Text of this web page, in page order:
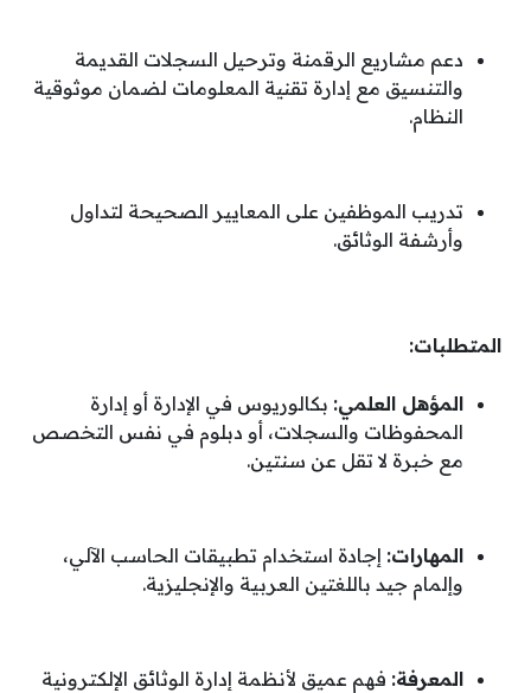
دعم مشاريع الرقمنة وترحيل السجلات القديمة
والتنسيق مع إدارة تقنية المعلومات لضمان موثوقية
النظام.
تدريب الموظفين على المعايير الصحيحة لتداول
وأرشفة الوثائق.
المتطلبات:
المؤهل العلمي: بكالوريوس في الإدارة أو إدارة
المحفوظات والسجلات، أو دبلوم في نفس التخصص
مع خبرة لا تقل عن سنتين.
المهارات: إجادة استخدام تطبيقات الحاسب الآلي،
وإلمام جيد باللغتين العربية والإنجليزية.
المعرفة: فهم عميق لأنظمة إدارة الوثائق الإلكترونية